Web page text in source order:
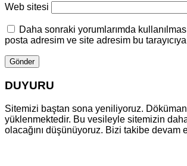
Web sitesi
Daha sonraki yorumlarımda
posta adresim ve site adresim bu
DUYURU
Sitemizi baştan sona yeniliyoruz.
yüklenmektedir. Bu vesileyle sitemizin daha
olacağını düşünüyoruz. Bizi takibe devam